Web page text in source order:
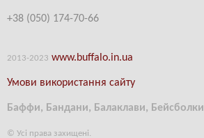
+38 (050) 174-70-66
2013-2023 www.buffalo.in.ua
Умови використання сайту
Баффи, Бандани, Балаклави, Бейсболки
© Усі права захищені.